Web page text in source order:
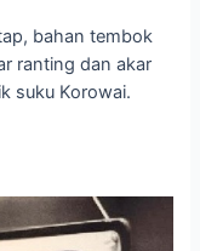
bahan tembok
ranting dan akar
suku Korowai.